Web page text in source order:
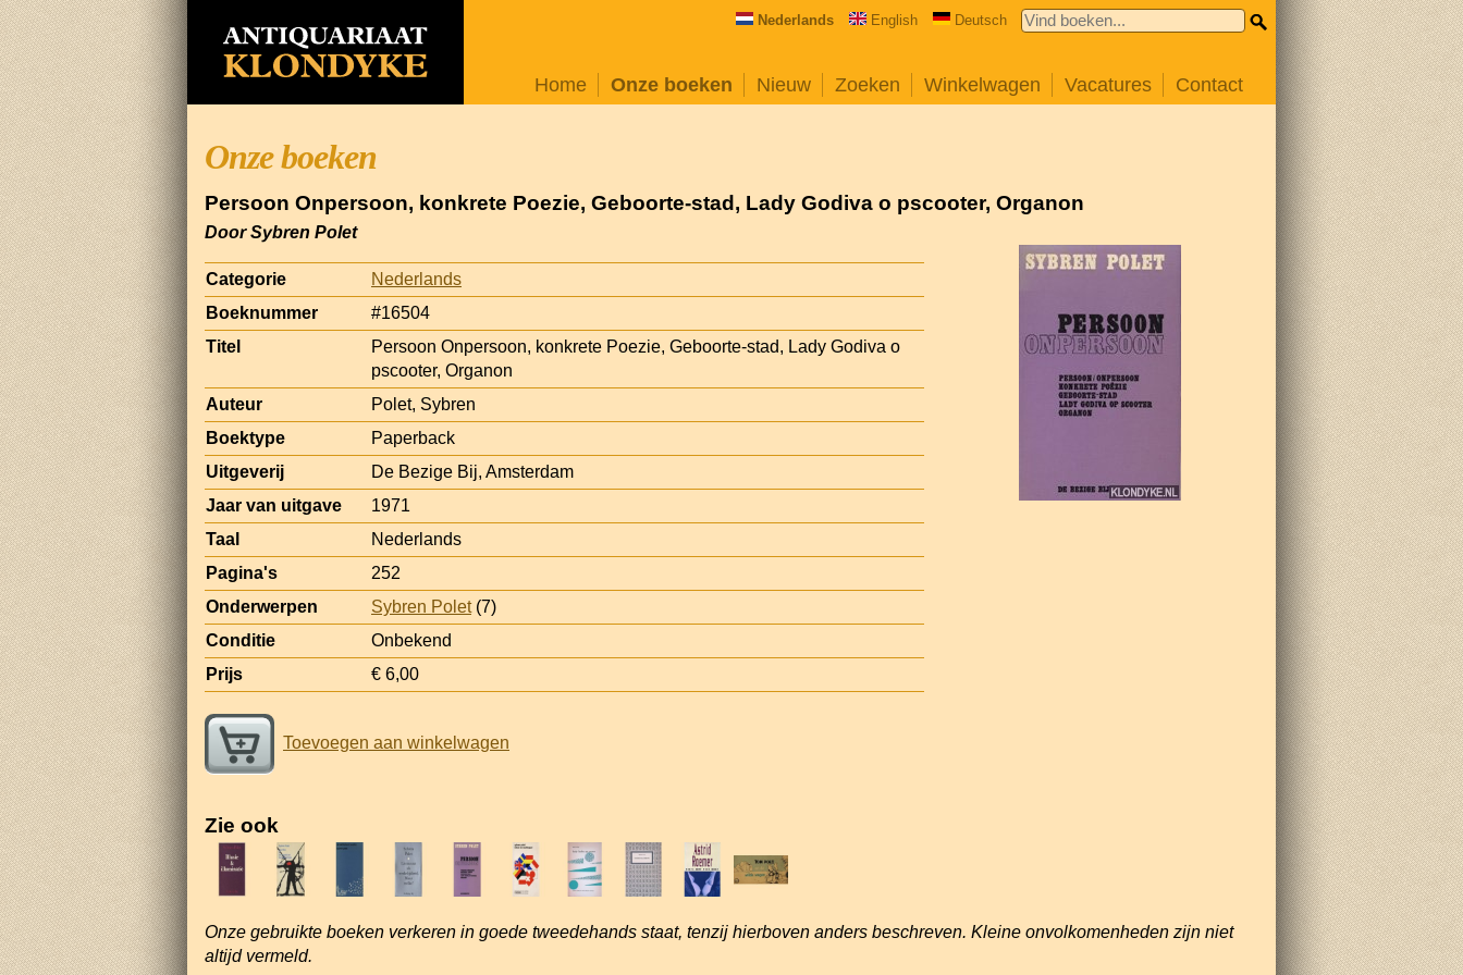
Nederlands English Deutsch
Home Onze boeken Nieuw Zoeken Winkelwagen Vacatures Contact
Onze boeken
Persoon Onpersoon, konkrete Poezie, Geboorte-stad, Lady Godiva o pscooter, Organon
Door Sybren Polet
Categorie
Nederlands
Boeknummer
#16504
Titel
Persoon Onpersoon, konkrete Poezie, Geboorte-stad, Lady Godiva o
pscooter, Organon
Auteur
Polet, Sybren
Boektype
Paperback
Uitgeverij
De Bezige Bij, Amsterdam
Jaar van uitgave
1971
Taal
Nederlands
Pagina's
252
Onderwerpen
Sybren Polet(7)
Conditie
Onbekend
Prijs
€ 6,00
Toevoegen aan winkelwagen
Zie ook
Onze gebruikte boeken verkeren in goede tweedehands staat, tenzij hierboven anders beschreven. Kleine onvolkomenheden zijn niet
altijd vermeld.